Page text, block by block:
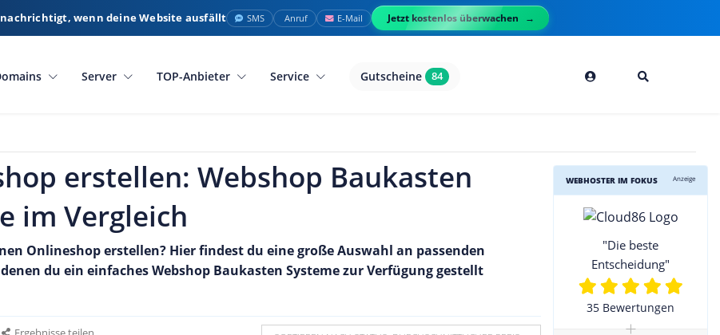
wenn deine Website ausfällt SMS Anruf E-Mail Jetzt kostenlos überwachen
Server TOP-Anbieter Service Gutscheine 84
erstellen: Webshop Baukasten
im Vergleich
Onlineshop erstellen? Hier findest du eine große Auswahl an passenden
du ein einfaches Webshop Baukasten Systeme zur Verfügung gestellt
WEBHOSTER IM FOKUS Anzeige
"Die beste
Entscheidung"
35 Bewertungen
+